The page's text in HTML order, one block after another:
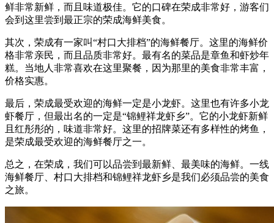
鲜非常新鲜，而且味道极佳。它的口碑在荣成非常好，游客们
会到这里尝到最正宗的荣成海鲜美食。
其次，荣成有一家叫“村口大排档”的海鲜餐厅。这里的海鲜价
格非常亲民，而且品质非常好。最有名的菜品是章鱼和虾炒年
糕。当地人非常喜欢在这里聚餐，因为那里的美食非常丰富，
价格实惠。
最后，荣成最受欢迎的海鲜一定是小龙虾。这里也有许多小龙
虾餐厅，但最出名的一定是“锦鲤祥龙虾乡”。它的小龙虾新鲜
且红彤彤的，味道非常好。这里的招牌菜还有多样性的烤鱼，
是荣成最受欢迎的海鲜餐厅之一。
总之，在荣成，我们可以品尝到最新鲜、最美味的海鲜。一线
海鲜餐厅、村口大排档和锦鲤祥龙虾乡是我们必须品尝的美食
之旅。